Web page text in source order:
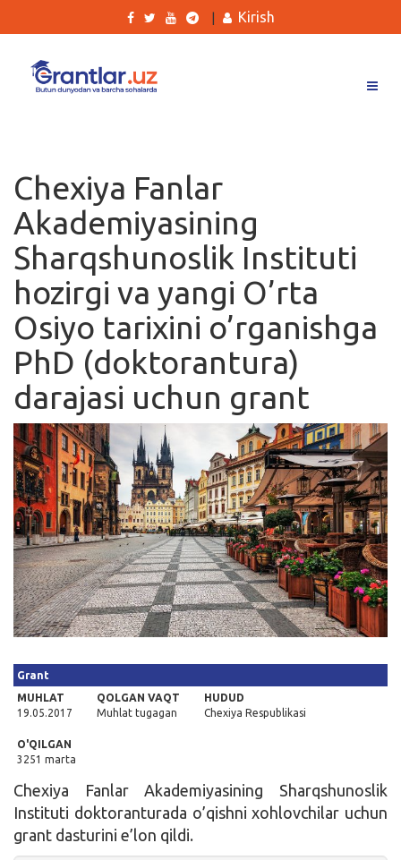
Ishlar
Kurslar
Blog
Yana
Qidirish
Kirish
Kirish
Chexiya Fanlar
Akademiyasining
Sharqshunoslik Instituti
hozirgi va yangi O’rta
Osiyo tarixini o’rganishga
PhD (doktorantura)
darajasi uchun grant
Grant
MUHLAT
19.05.2017
QOLGAN VAQT
Muhlat tugagan
HUDUD
Chexiya Respublikasi
O'QILGAN
3251 marta
Chexiya Fanlar Akademiyasining Sharqshunoslik
Instituti doktoranturada o’qishni xohlovchilar uchun
grant dasturini e’lon qildi.